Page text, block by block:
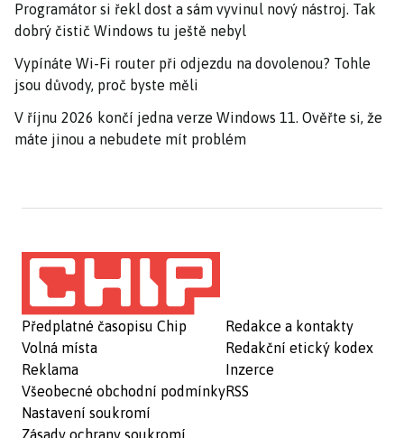
Programátor si řekl dost a sám vyvinul nový nástroj. Tak
dobrý čistič Windows tu ještě nebyl
Vypínáte Wi-Fi router při odjezdu na dovolenou? Tohle
jsou důvody, proč byste měli
V říjnu 2026 končí jedna verze Windows 11. Ověřte si, že
máte jinou a nebudete mít problém
Předplatné časopisu Chip
Volná místa
Reklama
Všeobecné obchodní podmínky
Nastavení soukromí
Zásady ochrany soukromí
Redakce a kontakty
Redakční etický kodex
Inzerce
RSS